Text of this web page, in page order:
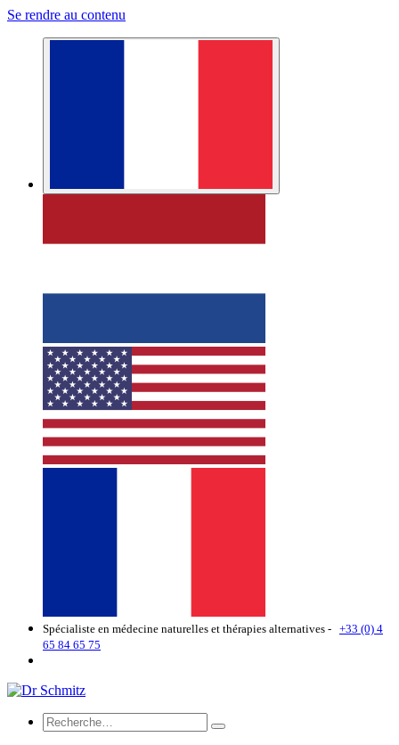
Se rendre au contenu
Spécialiste en médecine naturelles et thérapies alternatives - +33 (0) 4
65 84 65 75